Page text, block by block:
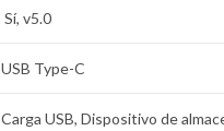
Sí, v5.0
USB Type-C
Carga USB, Dispositivo de